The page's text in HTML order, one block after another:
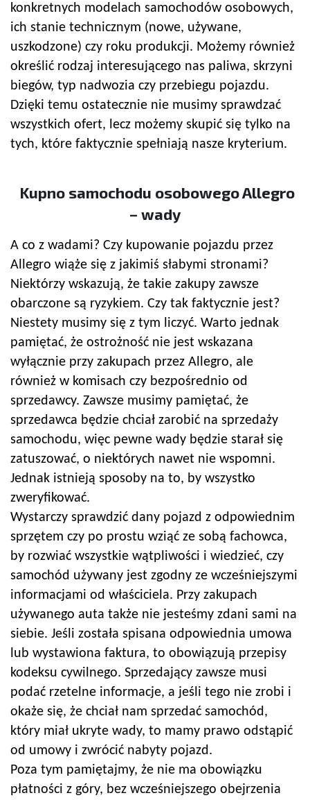
konkretnych modelach samochodów osobowych,
ich stanie technicznym (nowe, używane,
uszkodzone) czy roku produkcji. Możemy również
określić rodzaj interesującego nas paliwa, skrzyni
biegów, typ nadwozia czy przebiegu pojazdu.
Dzięki temu ostatecznie nie musimy sprawdzać
wszystkich ofert, lecz możemy skupić się tylko na
tych, które faktycznie spełniają nasze kryterium.
Kupno samochodu osobowego Allegro
– wady
A co z wadami? Czy kupowanie pojazdu przez
Allegro wiąże się z jakimiś słabymi stronami?
Niektórzy wskazują, że takie zakupy zawsze
obarczone są ryzykiem. Czy tak faktycznie jest?
Niestety musimy się z tym liczyć. Warto jednak
pamiętać, że ostrożność nie jest wskazana
wyłącznie przy zakupach przez Allegro, ale
również w komisach czy bezpośrednio od
sprzedawcy. Zawsze musimy pamiętać, że
sprzedawca będzie chciał zarobić na sprzedaży
samochodu, więc pewne wady będzie starał się
zatuszować, o niektórych nawet nie wspomni.
Jednak istnieją sposoby na to, by wszystko
zweryfikować.
Wystarczy sprawdzić dany pojazd z odpowiednim
sprzętem czy po prostu wziąć ze sobą fachowca,
by rozwiać wszystkie wątpliwości i wiedzieć, czy
samochód używany jest zgodny ze wcześniejszymi
informacjami od właściciela. Przy zakupach
używanego auta także nie jesteśmy zdani sami na
siebie. Jeśli została spisana odpowiednia umowa
lub wystawiona faktura, to obowiązują przepisy
kodeksu cywilnego. Sprzedający zawsze musi
podać rzetelne informacje, a jeśli tego nie zrobi i
okaże się, że chciał nam sprzedać samochód,
który miał ukryte wady, to mamy prawo odstąpić
od umowy i zwrócić nabyty pojazd.
Poza tym pamiętajmy, że nie ma obowiązku
płatności z góry, bez wcześniejszego obejrzenia